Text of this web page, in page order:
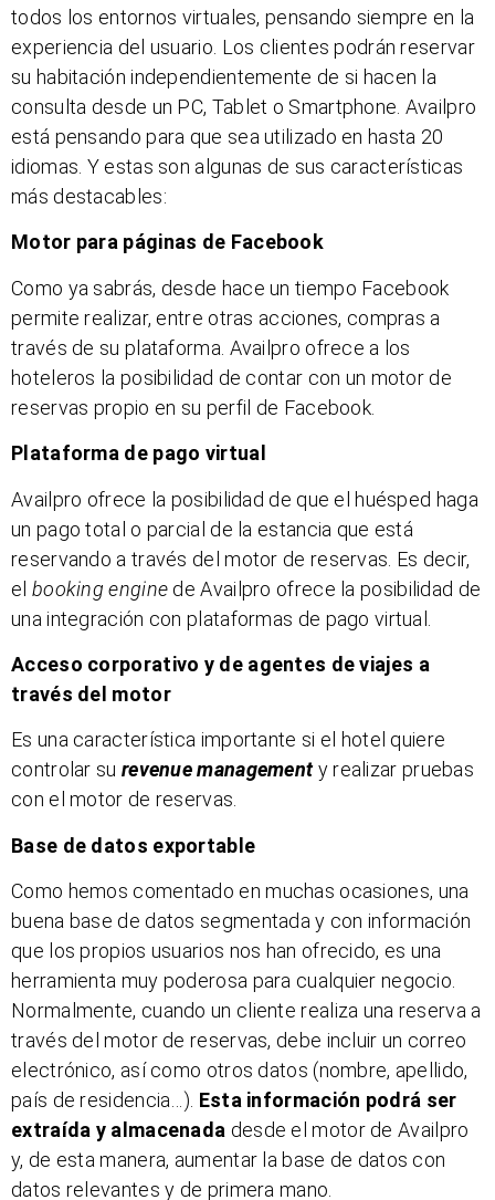
todos los entornos virtuales, pensando siempre en la
experiencia del usuario. Los clientes podrán reservar
su habitación independientemente de si hacen la
consulta desde un PC, Tablet o Smartphone. Availpro
está pensando para que sea utilizado en hasta 20
idiomas. Y estas son algunas de sus características
más destacables:
Motor para páginas de Facebook
Como ya sabrás, desde hace un tiempo Facebook
permite realizar, entre otras acciones, compras a
través de su plataforma. Availpro ofrece a los
hoteleros la posibilidad de contar con un motor de
reservas propio en su perfil de Facebook.
Plataforma de pago virtual
Availpro ofrece la posibilidad de que el huésped haga
un pago total o parcial de la estancia que está
reservando a través del motor de reservas. Es decir,
el booking engine de Availpro ofrece la posibilidad de
una integración con plataformas de pago virtual.
Acceso corporativo y de agentes de viajes a
través del motor
Es una característica importante si el hotel quiere
controlar su revenue managementy realizar pruebas
con el motor de reservas.
Base de datos exportable
Como hemos comentado en muchas ocasiones, una
buena base de datos segmentada y con información
que los propios usuarios nos han ofrecido, es una
herramienta muy poderosa para cualquier negocio.
Normalmente, cuando un cliente realiza una reserva a
través del motor de reservas, debe incluir un correo
electrónico, así como otros datos (nombre, apellido,
país de residencia…). Esta información podrá ser
extraída y almacenada desde el motor de Availpro
y, de esta manera, aumentar la base de datos con
datos relevantes y de primera mano.